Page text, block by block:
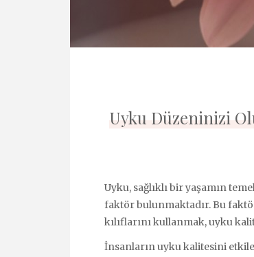
Uyku Düzeninizi
Uyku, sağlıklı bir yaşamın
faktör bulunmaktadır. Bu
kılıflarını kullanmak, uyku
İnsanların uyku kalitesini